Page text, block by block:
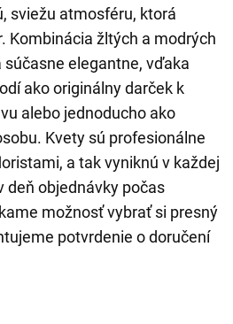
sviežu atmosféru, ktorá
Kombinácia žltých a modrých
elegantne, vďaka
ako originálny darček k
alebo jednoducho ako
Kvety sú profesionálne
a tak vyniknú v každej
deň objednávky počas
možnosť vybrať si presný
potvrdenie o doručení